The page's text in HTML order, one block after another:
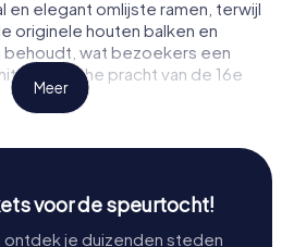
elegant omlijste ramen, terwijl
originele houten balken en
wat bezoekers een
pracht van de 16e
over een uitgebreide en
tijdperken en thema's
Meer
voor de speurtocht!
ontdek je duizenden steden